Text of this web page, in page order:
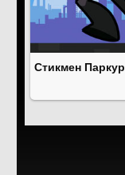
Стикмен Паркур